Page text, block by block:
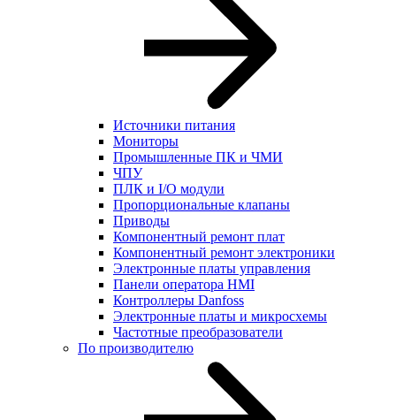
Источники питания
Мониторы
Промышленные ПК и ЧМИ
ЧПУ
ПЛК и I/O модули
Пропорциональные клапаны
Приводы
Компонентный ремонт плат
Компонентный ремонт электроники
Электронные платы управления
Панели оператора HMI
Контроллеры Danfoss
Электронные платы и микросхемы
Частотные преобразователи
По производителю